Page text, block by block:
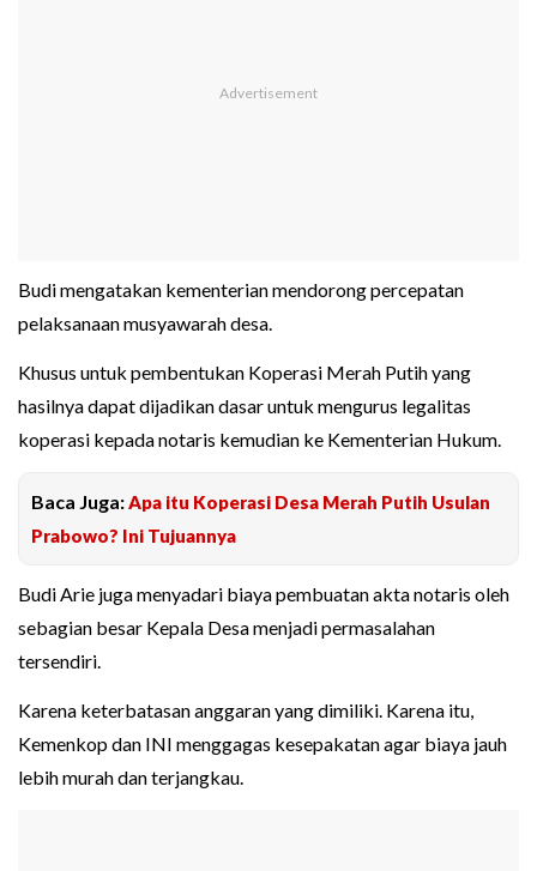
Budi mengatakan kementerian mendorong percepatan
pelaksanaan musyawarah desa.
Khusus untuk pembentukan Koperasi Merah Putih yang
hasilnya dapat dijadikan dasar untuk mengurus legalitas
koperasi kepada notaris kemudian ke Kementerian Hukum.
Baca Juga:Apa itu Koperasi Desa Merah Putih Usulan
Prabowo? Ini Tujuannya
Budi Arie juga menyadari biaya pembuatan akta notaris oleh
sebagian besar Kepala Desa menjadi permasalahan
tersendiri.
Karena keterbatasan anggaran yang dimiliki. Karena itu,
Kemenkop dan INI menggagas kesepakatan agar biaya jauh
lebih murah dan terjangkau.